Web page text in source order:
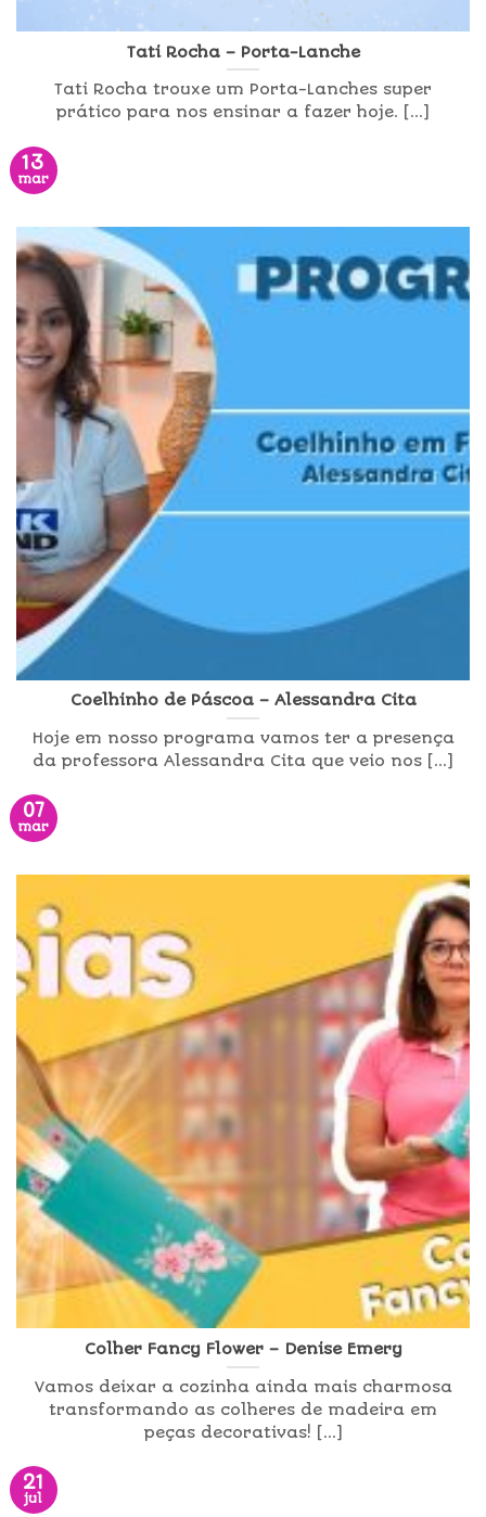
Tati Rocha – Porta-Lanche
Tati Rocha trouxe um Porta-Lanches super
prático para nos ensinar a fazer hoje. [...]
13
mar
Coelhinho de Páscoa – Alessandra Cita
Hoje em nosso programa vamos ter a presença
da professora Alessandra Cita que veio nos [...]
07
mar
Colher Fancy Flower – Denise Emery
Vamos deixar a cozinha ainda mais charmosa
transformando as colheres de madeira em
peças decorativas! [...]
21
jul